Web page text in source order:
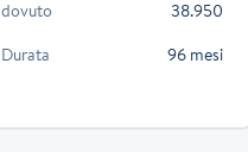
dovuto
38.950
Durata
96 mesi